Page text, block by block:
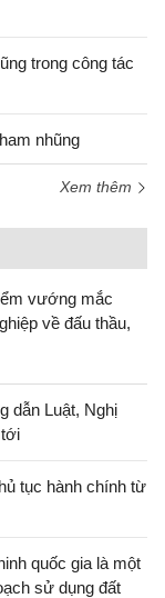
trong công tác
nhũng
Xem thêm
vướng mắc
về đấu thầu,
dẫn Luật, Nghị
tục hành chính từ
quốc gia là một
sử dụng đất